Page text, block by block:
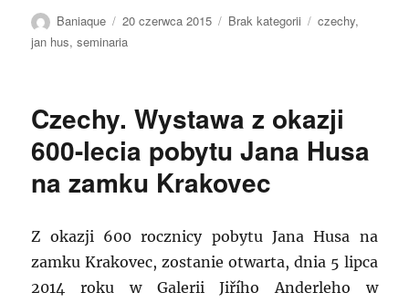
Autor
Baniaque
Data
publikacji
20 czerwca 2015 Kategorie
Brak kategorii Tagi
czechy,
jan hus,seminaria
Czechy. Wystawa z okazji
600-lecia pobytu Jana Husa
na zamku Krakovec
Z okazji 600 rocznicy pobytu Jana Husa na
zamku Krakovec, zostanie otwarta, dnia 5 lipca
2014 roku w Galerii Jiřího Anderleho w